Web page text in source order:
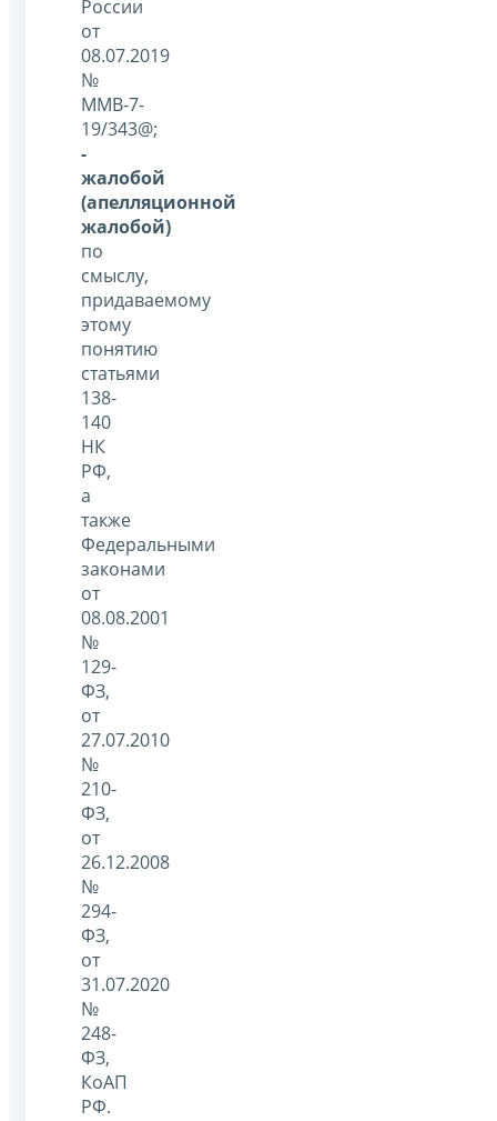
России
от
08.07.2019
№
ММВ-7-
19/343@;
-
жалобой
(апелляционной
жалобой)
по
смыслу,
придаваемому
этому
понятию
статьями
138-
140
НК
РФ,
а
также
Федеральными
законами
от
08.08.2001
№
129-
ФЗ,
от
27.07.2010
№
210-
ФЗ,
от
26.12.2008
№
294-
ФЗ,
от
31.07.2020
№
248-
ФЗ,
КоАП
РФ.